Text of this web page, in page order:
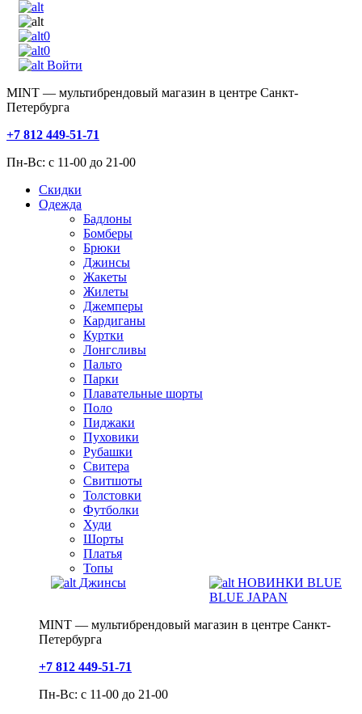
0
0
Войти
MINT — мультибрендовый магазин в центре Санкт-
Петербурга
+7 812 449-51-71
Пн-Вс: с 11-00 до 21-00
Скидки
Одежда
Бадлоны
Бомберы
Брюки
Джинсы
Жакеты
Жилеты
Джемперы
Кардиганы
Куртки
Лонгсливы
Пальто
Парки
Плавательные шорты
Поло
Пиджаки
Пуховики
Рубашки
Свитера
Свитшоты
Толстовки
Футболки
Худи
Шорты
Платья
Топы
Джинсы
НОВИНКИ BLUE
BLUE JAPAN
MINT — мультибрендовый магазин в центре Санкт-
Петербурга
+7 812 449-51-71
Пн-Вс: с 11-00 до 21-00